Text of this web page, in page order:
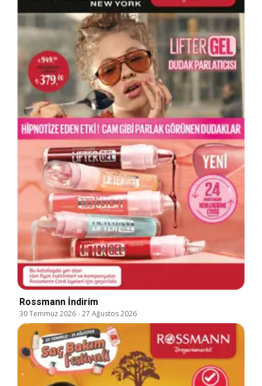
Rossmann İndirim
30 Temmuz 2026-27 Ağustos 2026